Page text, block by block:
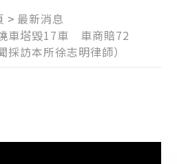
最新消息
車塔毀17車　車商賠72
採訪本所徐志明律師）